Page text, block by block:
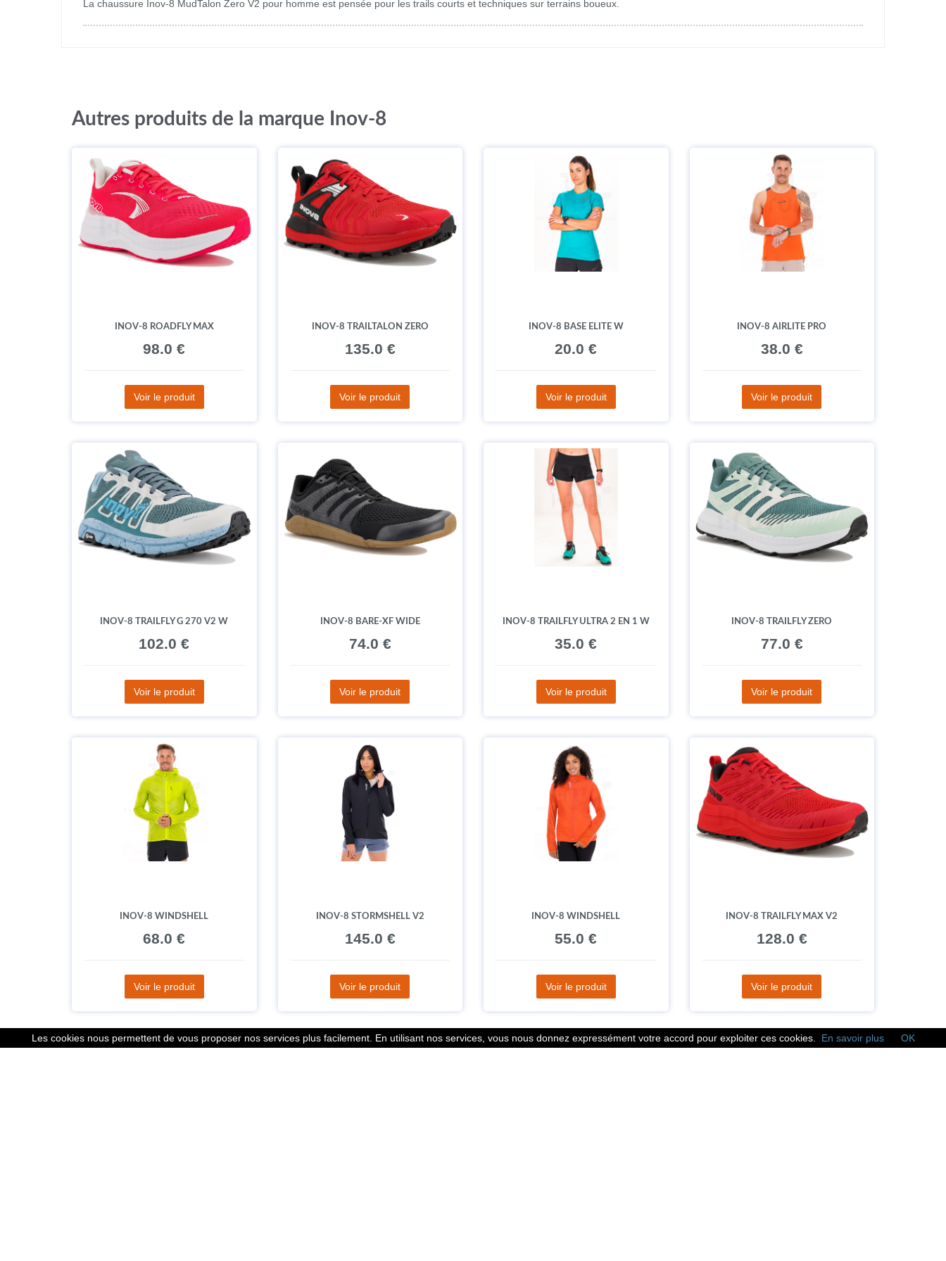
La chaussure Inov-8 MudTalon Zero V2 pour homme est pensée pour les trails courts et techniques sur terrains boueux.
Autres produits de la marque Inov-8
INOV-8 ROADFLY MAX
98.0 €
Voir le produit
INOV-8 TRAILTALON ZERO
135.0 €
Voir le produit
INOV-8 BASE ELITE W
20.0 €
Voir le produit
INOV-8 AIRLITE PRO
38.0 €
Voir le produit
INOV-8 TRAILFLY G 270 V2 W
102.0 €
Voir le produit
INOV-8 BARE-XF WIDE
74.0 €
Voir le produit
INOV-8 TRAILFLY ULTRA 2 EN 1 W
35.0 €
Voir le produit
INOV-8 TRAILFLY ZERO
77.0 €
Voir le produit
INOV-8 WINDSHELL
68.0 €
Voir le produit
INOV-8 STORMSHELL V2
145.0 €
Voir le produit
INOV-8 WINDSHELL
55.0 €
Voir le produit
INOV-8 TRAILFLY MAX V2
128.0 €
Voir le produit
Les cookies nous permettent de vous proposer nos services plus facilement. En utilisant nos services, vous nous donnez expressément votre accord pour exploiter ces cookies. En savoir plus OK